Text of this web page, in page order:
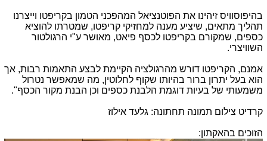
בהיפוסוויס זיהינו את הפוטנציאל המהפכני הטמון בקריפטו וייצרנו
תהליך מתאים, שיציע מענה למחזיקי קריפטו, שמטרתו להוציא
כספים, שמקורם בקריפטו לכסף פיאט, מאושר ע"י הרגולטור
השוויצרי.
אמנם, הקריפטו דורש מהרגולציה הקיימת לבצע התאמות רבות, אך
הוא בעל יתרון ברור בהיותו שקוף לחלוטין, מה שמאפשר נטרול
משמעותי של בעיות דוגמת הלבנת כספים וכן הבנת מקור הכסף".
קרדיט צילום תמונה תחתונה: גלעד אילוז
הזוכים בהאקתון: